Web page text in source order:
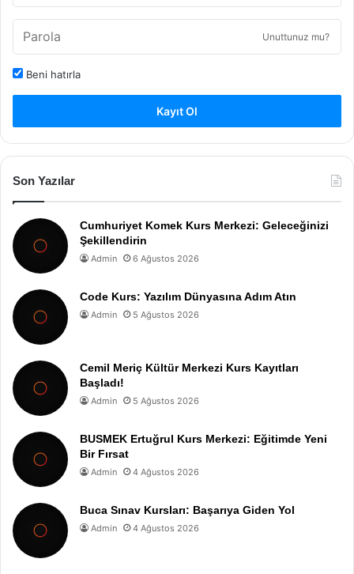
Unuttunuz mu?
Beni hatırla
Kayıt Ol
Son Yazılar
Cumhuriyet Komek Kurs Merkezi: Geleceğinizi
Şekillendirin
Admin 6 Ağustos 2026
Code Kurs: Yazılım Dünyasına Adım Atın
Admin 5 Ağustos 2026
Cemil Meriç Kültür Merkezi Kurs Kayıtları
Başladı!
Admin 5 Ağustos 2026
BUSMEK Ertuğrul Kurs Merkezi: Eğitimde Yeni
Bir Fırsat
Admin 4 Ağustos 2026
Buca Sınav Kursları: Başarıya Giden Yol
Admin 4 Ağustos 2026